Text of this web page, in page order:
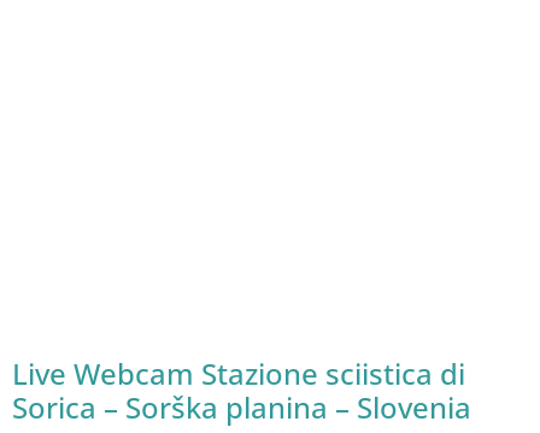
Live Webcam Stazione sciistica di
Sorica – Sorška planina – Slovenia